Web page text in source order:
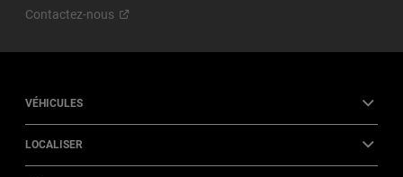
Contactez-nous
VÉHICULES
LOCALISER